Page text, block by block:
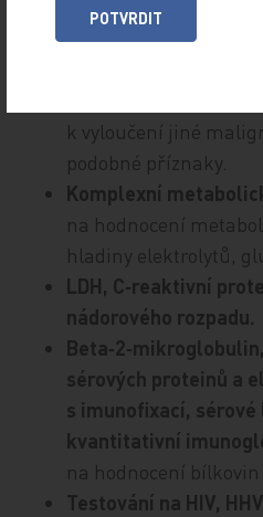
stavu a schopnosti
činnosti.
k vyloučení jiné
podobné příznaky.
Komplexní
na hodnocení
hladiny elektrolytů,
LDH, C‑reaktivní
nádorového rozpadu.
sérových proteinů a
s imunofixací,
kvantitativní
na hodnocení
Testování na HIV,
POTVRDIT